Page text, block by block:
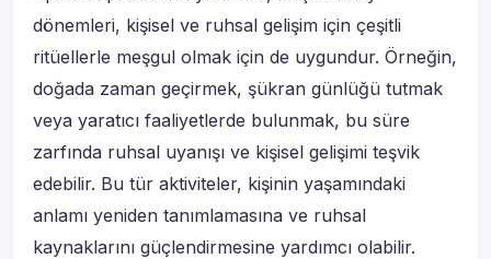
dönemleri, kişisel ve ruhsal gelişim için çeşitli
ritüellerle meşgul olmak için de uygundur. Örneğin,
doğada zaman geçirmek, şükran günlüğü tutmak
veya yaratıcı faaliyetlerde bulunmak, bu süre
zarfında ruhsal uyanışı ve kişisel gelişimi teşvik
edebilir. Bu tür aktiviteler, kişinin yaşamındaki
anlamı yeniden tanımlamasına ve ruhsal
kaynaklarını güçlendirmesine yardımcı olabilir.